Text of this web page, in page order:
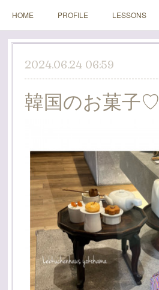
HOME PROFILE LESSONS
BLOGS Instagram
2024.06.24 06:59
韓国のお菓子♡